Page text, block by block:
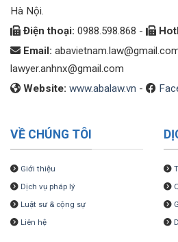
Hà Nội.
Điện thoại: 0988.598.868 -
Email:
lawyer.anhnx@gmail.com
Website: www.abalaw.vn -
VỀ CHÚNG TÔI
Giới thiệu
Dịch vụ pháp lý
Luật sư & cộng sự
Liên hệ